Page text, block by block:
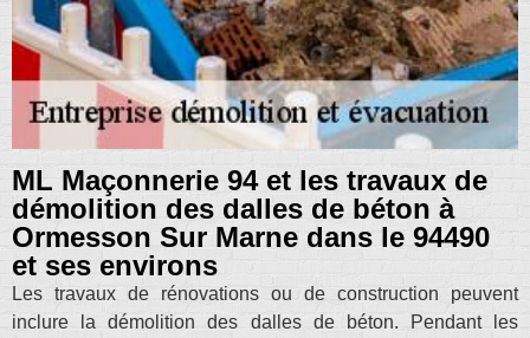
ML Maçonnerie 94 et les travaux de
démolition des dalles de béton à
Ormesson Sur Marne dans le 94490
et ses environs
Les travaux de rénovations ou de construction peuvent
inclure la démolition des dalles de béton. Pendant les